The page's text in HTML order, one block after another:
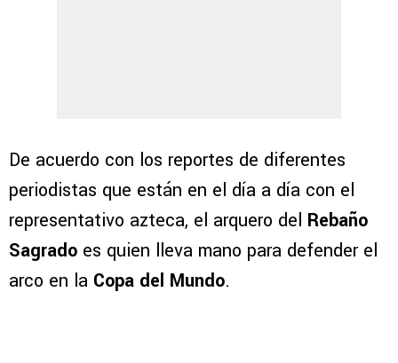
De acuerdo con los reportes de diferentes
periodistas que están en el día a día con el
representativo azteca, el arquero del Rebaño
Sagrado es quien lleva mano para defender el
arco en la Copa del Mundo.